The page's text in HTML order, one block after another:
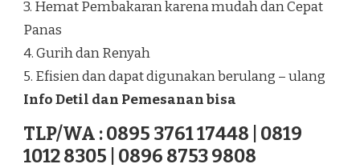
3. Hemat Pembakaran karena mudah dan Cepat
Panas
4. Gurih dan Renyah
5. Efisien dan dapat digunakan berulang – ulang
Info Detil dan Pemesanan bisa
TLP/WA : 0895 3761 17448 | 0819
1012 8305 | 0896 8753 9808